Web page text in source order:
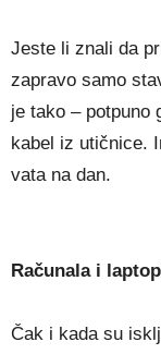
Jeste li znali da
zapravo samo
je tako – potpuno
kabel iz utičnice.
vata na dan.
Računala i
Čak i kada su